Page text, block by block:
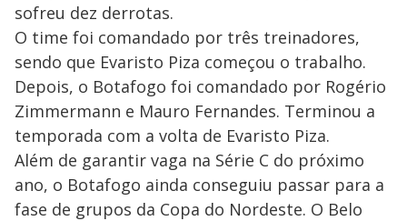
sofreu dez derrotas.
O time foi comandado por três treinadores,
sendo que Evaristo Piza começou o trabalho.
Depois, o Botafogo foi comandado por Rogério
Zimmermann e Mauro Fernandes. Terminou a
temporada com a volta de Evaristo Piza.
Além de garantir vaga na Série C do próximo
ano, o Botafogo ainda conseguiu passar para a
fase de grupos da Copa do Nordeste. O Belo